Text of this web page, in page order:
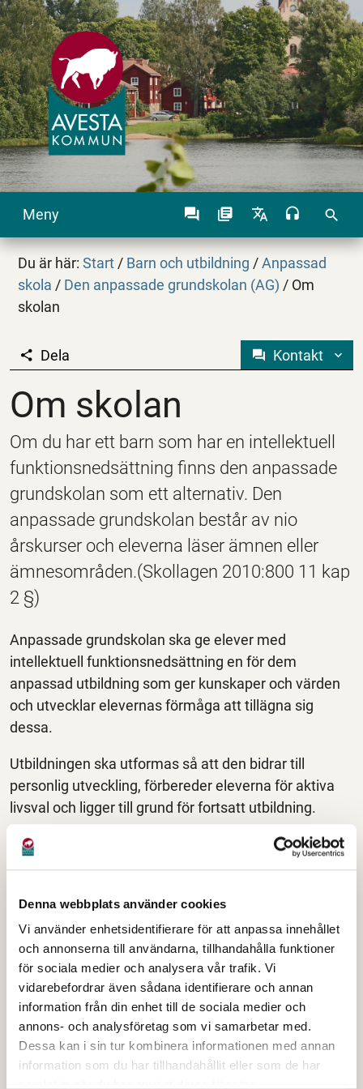
Denna webbplats använder cookies
Vi använder enhetsidentifierare för att anpassa innehållet
och annonserna till användarna, tillhandahålla funktioner
för sociala medier och analysera vår trafik. Vi
vidarebefordrar även sådana identifierare och annan
information från din enhet till de sociala medier och
annons- och analysföretag som vi samarbetar med.
Dessa kan i sin tur kombinera informationen med annan
information som du har tillhandahållit eller som de har
Meny search
Du är här:Start / Barn och utbildning / Anpassad
skola / Den anpassade grundskolan (AG) / Om
skolan
Om skolan
Dela Kontakt
Om skolan
Om du har ett barn som har en intellektuell
funktionsnedsättning finns den anpassade
grundskolan som ett alternativ. Den
anpassade grundskolan består av nio
årskurser och eleverna läser ämnen eller
ämnesområden.(Skollagen 2010:800 11 kap
2 §)
Anpassade grundskolan ska ge elever med
intellektuell funktionsnedsättning en för dem
anpassad utbildning som ger kunskaper och värden
och utvecklar elevernas förmåga att tillägna sig
dessa.
Utbildningen ska utformas så att den bidrar till
personlig utveckling, förbereder eleverna för aktiva
livsval och ligger till grund för fortsatt utbildning.
Utbildningen ska främja allsidiga kontakter och social
gemenskap och ge en god grund för ett aktivt
Utbildningen på den anpassade grundskolan kan
omfatta ämnen lika som grundskolans kursplaner.
Inom den anpassade grundskolan finns också en
särskild inriktning där man läser ämnesområden.
Denna är avsedd för elever som inte kan tillgodogöra
sig hela eller delar av utbildningen i ämnen.
Ett beslut om mottagande i den anpassade